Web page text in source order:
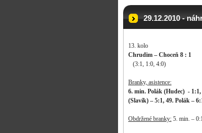
29.12.2010 -
13. kolo
Chrudim – Choceň 8 : 1
(3:1, 1:0, 4:0)
Branky, asistence:
6. min. Polák (Hudec) -
(Slavík) – 5:1, 49. Polák –
Obdržené branky: 5. min. –